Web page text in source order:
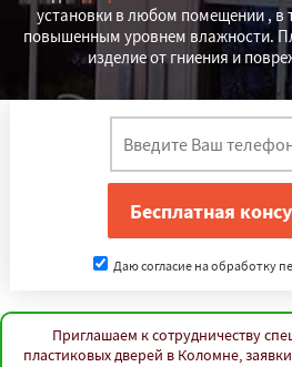
установки в любом помещении , в
повышенным уровнем влажности.
изделие от гниения и
Даю согласие на обработку
Приглашаем к сотрудничеству
пластиковых дверей в Коломне,